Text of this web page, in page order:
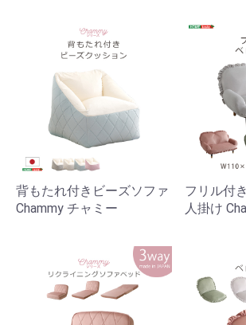
背もたれ付きビーズソファ
Chammy チャミー
フリル付
人掛け